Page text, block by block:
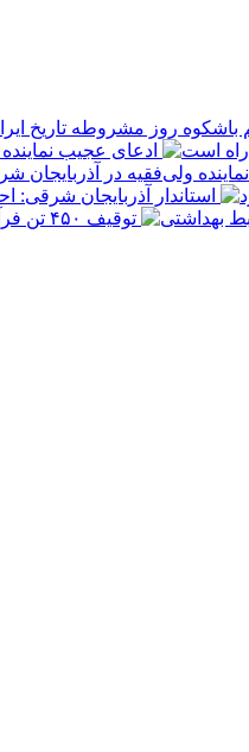
ادعای عجیب
نماینده ولی‌فقیه در آذربایجان
استاندار آذربایجان شرقی:
توقیف ۴۵۰ تن فرآورده خام دامی به دلیل رعایت نکردن ضوابط بهداشتی